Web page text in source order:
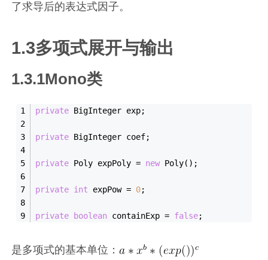
了求导后的表达式因子。
1.3多项式展开与输出
1.3.1Mono类
private BigInteger exp;
private BigInteger coef;
private Poly expPoly = new Poly();
private int expPow = 0;
private boolean containExp = false;
是多项式的基本单位：